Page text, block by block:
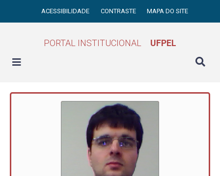
ACESSIBILIDADE CONTRASTE MAPA DO SITE
PORTAL INSTITUCIONAL UFPEL